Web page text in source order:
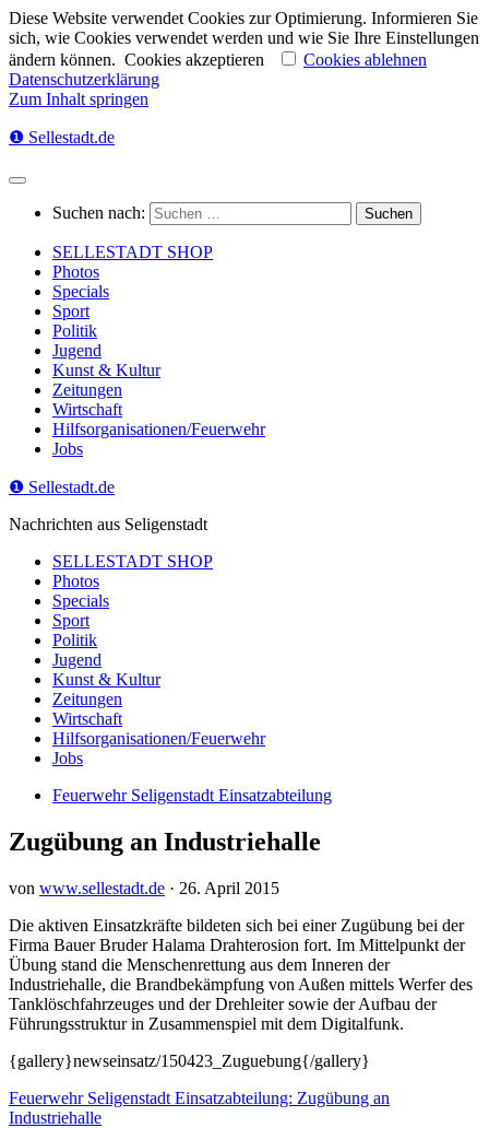
Diese Website verwendet Cookies zur Optimierung. Informieren Sie
sich, wie Cookies verwendet werden und wie Sie Ihre Einstellungen
ändern können. Cookies akzeptieren
Cookies ablehnen
Datenschutzerklärung
Zum Inhalt springen
❶ Sellestadt.de
Suchen nach:
SELLESTADT SHOP
Photos
Specials
Sport
Politik
Jugend
Kunst & Kultur
Zeitungen
Wirtschaft
Hilfsorganisationen/Feuerwehr
Jobs
❶ Sellestadt.de
Nachrichten aus Seligenstadt
SELLESTADT SHOP
Photos
Specials
Sport
Politik
Jugend
Kunst & Kultur
Zeitungen
Wirtschaft
Hilfsorganisationen/Feuerwehr
Jobs
Feuerwehr Seligenstadt Einsatzabteilung
Zugübung an Industriehalle
von www.sellestadt.de · 26. April 2015
Die aktiven Einsatzkräfte bildeten sich bei einer Zugübung bei der
Firma Bauer Bruder Halama Drahterosion fort. Im Mittelpunkt der
Übung stand die Menschenrettung aus dem Inneren der
Industriehalle, die Brandbekämpfung von Außen mittels Werfer des
Tanklöschfahrzeuges und der Drehleiter sowie der Aufbau der
Führungsstruktur in Zusammenspiel mit dem Digitalfunk.
{gallery}newseinsatz/150423_Zuguebung{/gallery}
Feuerwehr Seligenstadt Einsatzabteilung: Zugübung an
Industriehalle